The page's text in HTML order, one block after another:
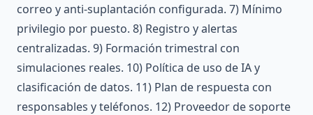
correo y anti-suplantación configurada. 7) Mínimo
privilegio por puesto. 8) Registro y alertas
centralizadas. 9) Formación trimestral con
simulaciones reales. 10) Política de uso de IA y
clasificación de datos. 11) Plan de respuesta con
responsables y teléfonos. 12) Proveedor de soporte